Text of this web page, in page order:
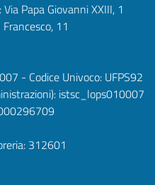
Papa Giovanni XXIII, 1
11
- Codice Univoco: UFPS92
istsc_lops010007
312601